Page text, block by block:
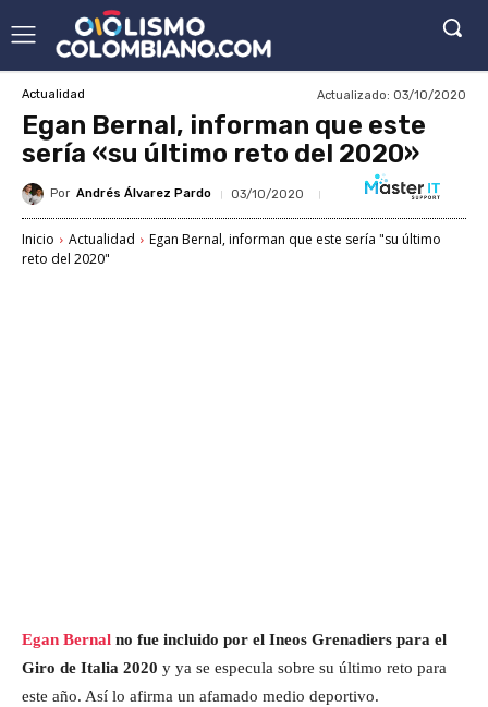
Actualidad Actualizado: 03/10/2020
Egan Bernal, informan que este
sería «su último reto del 2020»
Por Andrés Álvarez Pardo 03/10/2020
Inicio Actualidad
Egan Bernal, informan que este sería "su último
reto del 2020"
Egan Bernal no fue incluido por el Ineos Grenadiers para el
Giro de Italia 2020 y ya se especula sobre su último reto para
este año. Así lo afirma un afamado medio deportivo.